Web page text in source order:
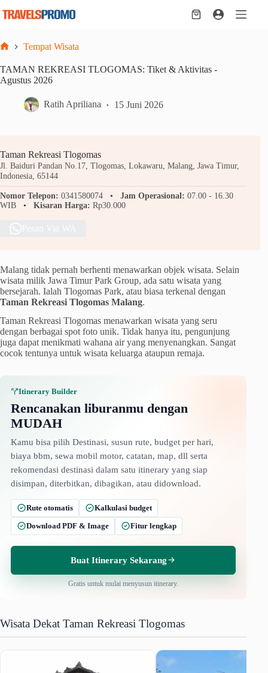
Shopping
Tempat Wisata
TAMAN REKREASI TLOGOMAS: Tiket & Aktivitas -
Agustus 2026
Ratih Apriliana 15 Juni 2026
Taman Rekreasi Tlogomas
Jl. Baiduri Pandan No.17, Tlogomas, Lokawaru, Malang, Jawa Timur,
Indonesia, 65144
Nomor Telepon: 0341580074 Jam Operasional: 07.00 - 16.30
WIB
Kisaran Harga: Rp30.000
Malang tidak pernah berhenti menawarkan objek wisata. Selain
wisata milik Jawa Timur Park Group, ada satu wisata yang
bersejarah. Ialah Tlogomas Park, atau biasa terkenal dengan
Taman Rekreasi Tlogomas Malang.
Taman Rekreasi Tlogomas menawarkan wisata yang seru
dengan berbagai spot foto unik. Tidak hanya itu, pengunjung
juga dapat menikmati wahana air yang menyenangkan. Sangat
cocok tentunya untuk wisata keluarga ataupun remaja.
Itinerary Builder
Rencanakan liburanmu dengan
MUDAH
Kamu bisa pilih Destinasi, susun rute, budget per hari,
biaya bbm, sewa mobil motor, catatan, map, dll serta
rekomendasi destinasi dalam satu itinerary yang siap
disimpan, diterbitkan, dibagikan, atau didownload.
Rute otomatis
Kalkulasi budget
Download PDF & Image
Fitur lengkap
Buat Itinerary Sekarang
Gratis untuk mulai menyusun itinerary.
Wisata Dekat Taman Rekreasi Tlogomas